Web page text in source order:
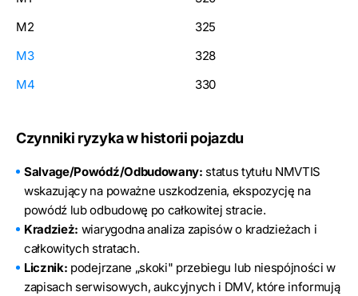
M2
M3
M4
325
328
330
Czynniki ryzyka w historii pojazdu
Salvage/Powódź/Odbudowany: status tytułu NMVTIS
wskazujący na poważne uszkodzenia, ekspozycję na
powódź lub odbudowę po całkowitej stracie.
Kradzież: wiarygodna analiza zapisów o kradzieżach i
całkowitych stratach.
Licznik: podejrzane „skoki" przebiegu lub niespójności w
zapisach serwisowych, aukcyjnych i DMV, które informują